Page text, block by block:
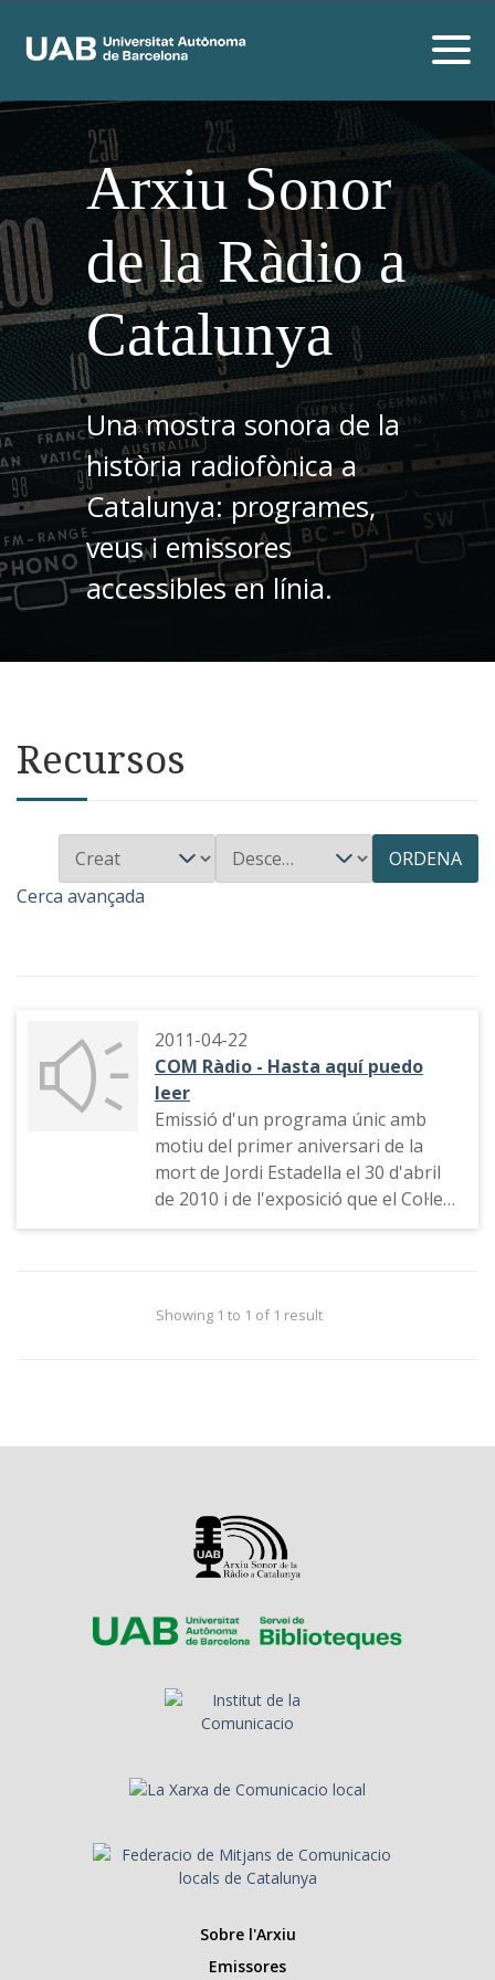
Arxiu Sonor
de la Ràdio a
Catalunya
Una mostra sonora de la
història radiofònica a
Catalunya: programes,
veus i emissores
accessibles en línia.
Recursos
ORDENA
Cerca avançada
2011-04-22
COM Ràdio - Hasta aquí puedo
leer
Emissió d'un programa únic amb
motiu del primer aniversari de la
mort de Jordi Estadella el 30 d'abril
de 2010 i de l'exposició que el Col·legi
de Periodistes de Catalunya li va
de 2011. Jordi Estadella recorda el
que escoltava de petit, com va
Showing 1 to 1 of 1 result
Sobre l'Arxiu
Emissores